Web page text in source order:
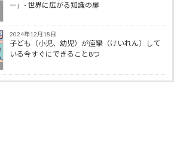
ー」- 世界に広がる知識の扉
2024年12月18日
子ども（小児、幼児）が痙攣（けいれん）して
いる今すぐにできること8つ